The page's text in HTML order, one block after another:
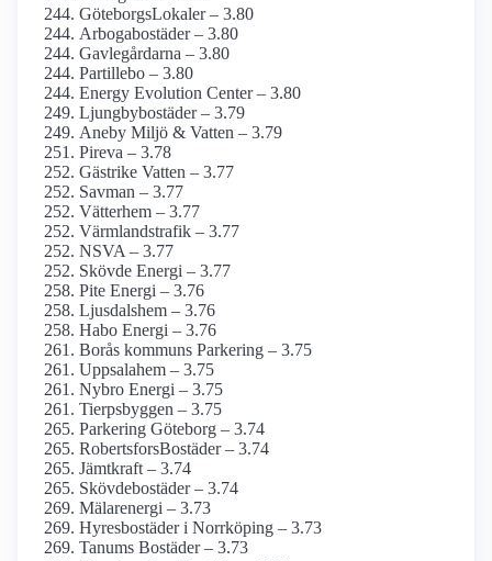
GöteborgsLokaler – 3.80
Arbogabostäder – 3.80
Gavlegårdarna – 3.80
Partillebo – 3.80
Energy Evolution Center – 3.80
Ljungbybostäder – 3.79
Aneby Miljö & Vatten – 3.79
Pireva – 3.78
Gästrike Vatten – 3.77
Savman – 3.77
Vätterhem – 3.77
Värmlandstrafik – 3.77
NSVA – 3.77
Skövde Energi – 3.77
Pite Energi – 3.76
Ljusdalshem – 3.76
Habo Energi – 3.76
Borås kommuns Parkering – 3.75
Uppsalahem – 3.75
Nybro Energi – 3.75
Tierpsbyggen – 3.75
Parkering Göteborg – 3.74
RobertsforsBostäder – 3.74
Jämtkraft – 3.74
Skövdebostäder – 3.74
Mälarenergi – 3.73
Hyresbostäder i Norrköping – 3.73
Tanums Bostäder – 3.73